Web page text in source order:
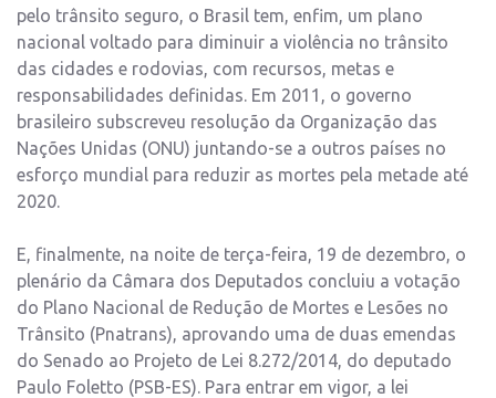
pelo trânsito seguro, o Brasil tem, enfim, um plano
nacional voltado para diminuir a violência no trânsito
das cidades e rodovias, com recursos, metas e
responsabilidades definidas. Em 2011, o governo
brasileiro subscreveu resolução da Organização das
Nações Unidas (ONU) juntando-se a outros países no
esforço mundial para reduzir as mortes pela metade até
2020.
E, finalmente, na noite de terça-feira, 19 de dezembro, o
plenário da Câmara dos Deputados concluiu a votação
do Plano Nacional de Redução de Mortes e Lesões no
Trânsito (Pnatrans), aprovando uma de duas emendas
do Senado ao Projeto de Lei 8.272/2014, do deputado
Paulo Foletto (PSB-ES). Para entrar em vigor, a lei